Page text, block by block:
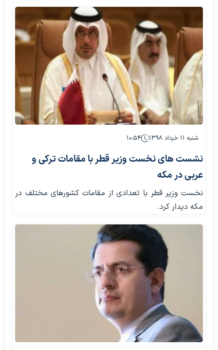
شنبه ۱۱ خرداد ۱۳۹۸ ۱۰:۵۴
نشست های نخست وزیر قطر با مقامات ترکی و
عربی در مکه
نخست وزیر قطر با تعدادی از مقامات کشورهای مختلف در
مکه دیدار کرد.